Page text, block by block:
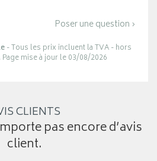
Poser une question ›
- Tous les prix incluent la TVA - hors
mise à jour le 03/08/2026
CLIENTS
pas encore d’avis
client.